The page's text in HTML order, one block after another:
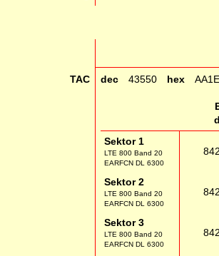
TAC dec 43550 hex AA1E
Sektor 1
LTE 800 Band 20
EARFCN DL 6300
Sektor 2
LTE 800 Band 20
EARFCN DL 6300
Sektor 3
LTE 800 Band 20
EARFCN DL 6300